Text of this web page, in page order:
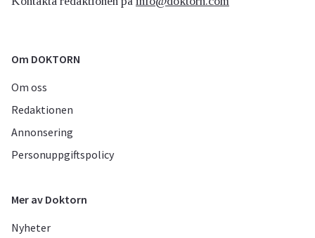
Om DOKTORN
Om oss
Redaktionen
Annonsering
Personuppgiftspolicy
Mer av Doktorn
Nyheter